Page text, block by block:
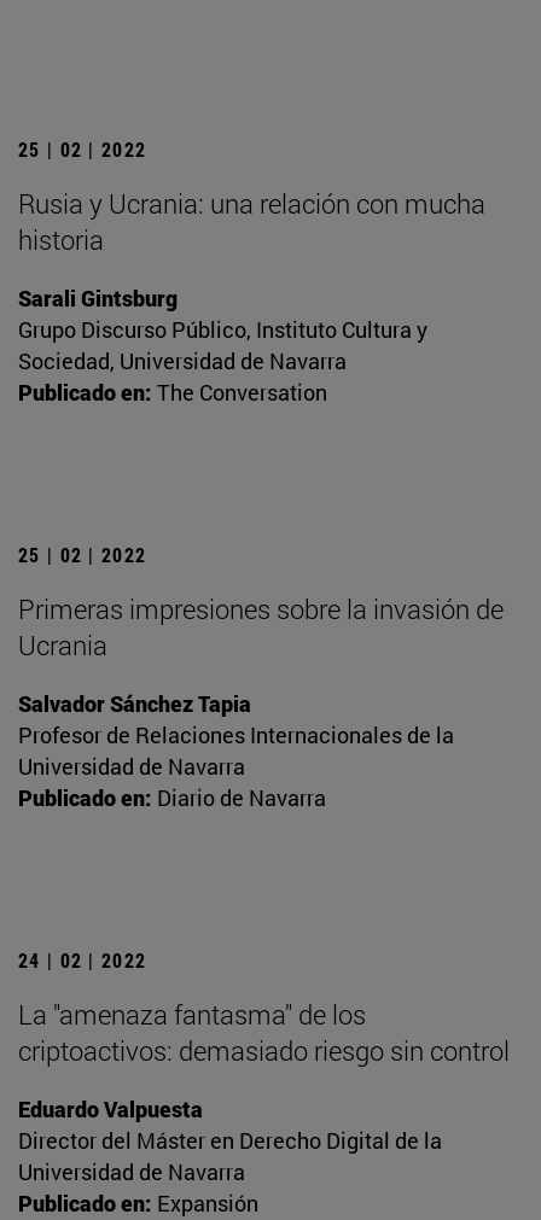
25 | 02 | 2022
Rusia y Ucrania: una relación con mucha
historia
Sarali Gintsburg
Grupo Discurso Público, Instituto Cultura y
Sociedad, Universidad de Navarra
Publicado en: The Conversation
25 | 02 | 2022
Primeras impresiones sobre la invasión de
Ucrania
Salvador Sánchez Tapia
Profesor de Relaciones Internacionales de la
Universidad de Navarra
Publicado en: Diario de Navarra
24 | 02 | 2022
La "amenaza fantasma" de los
criptoactivos: demasiado riesgo sin control
Eduardo Valpuesta
Director del Máster en Derecho Digital de la
Universidad de Navarra
Publicado en: Expansión